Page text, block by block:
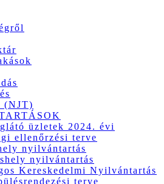
(NJT)
üzletek 2024. évi
ellenőrzési terve
nyilvántartás
nyilvántartás
Kereskedelmi Nyilvántartás
terve